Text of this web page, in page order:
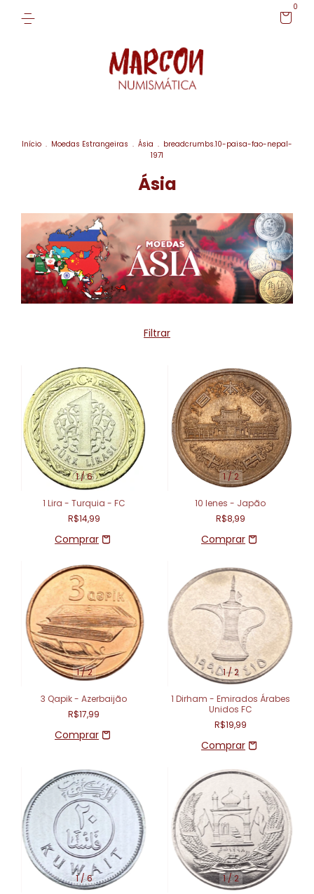
0
Início . Moedas Estrangeiras . Ásia . breadcrumbs.10-paisa-fao-nepal-
1971
Ásia
Filtrar
1/6
1 Lira - Turquia - FC
R$14,99
1/2
10 Ienes - Japão
R$8,99
1/2
3 Qapik - Azerbaijão
R$17,99
1/2
1 Dirham - Emirados Árabes
Unidos FC
R$19,99
1/6 1/2